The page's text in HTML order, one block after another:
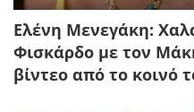
Ελένη Μενεγάκη:
Φισκάρδο με τον
βίντεο από το κοινό